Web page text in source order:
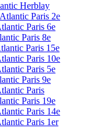
Herblay
Paris 2e
Paris 6e
Paris 8e
Paris 15e
Paris 10e
Paris 5e
Paris 9e
Paris
Paris 19e
Paris 14e
Paris 1er